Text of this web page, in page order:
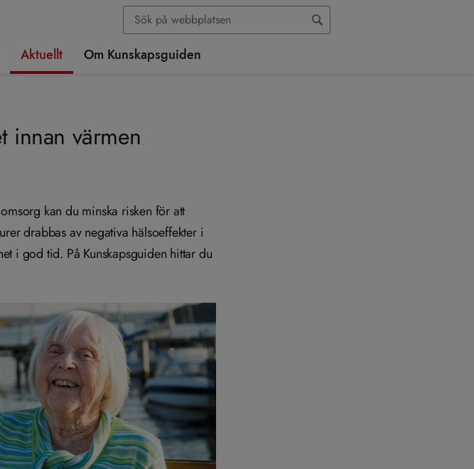
Aktuellt Om Kunskapsguiden
innan värmen
kan du minska risken för att
drabbas av negativa hälsoeffekter i
i god tid. På Kunskapsguiden hittar du